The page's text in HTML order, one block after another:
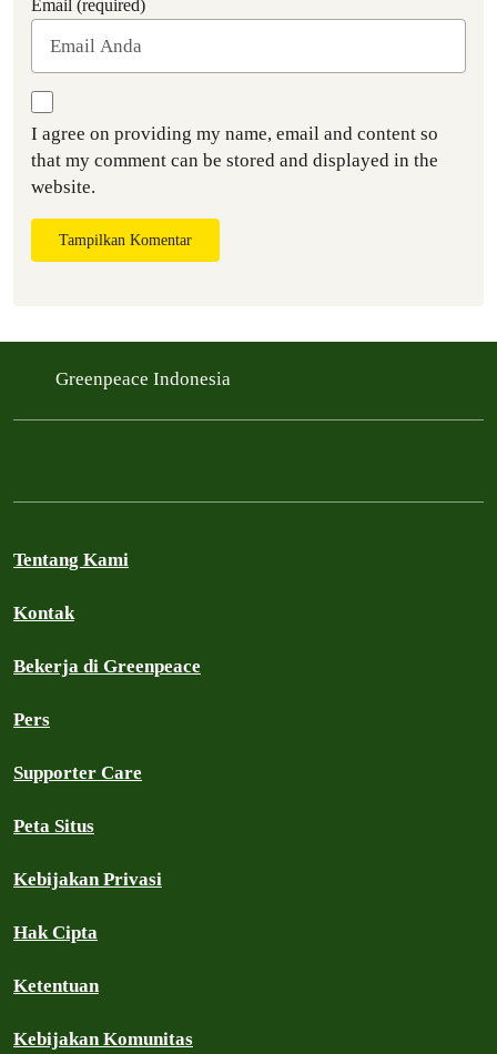
Email (required)
I agree on providing my name, email and content so
that my comment can be stored and displayed in the
website.
Tampilkan Komentar
Greenpeace Indonesia
Tentang Kami
Kontak
Bekerja di Greenpeace
Pers
Supporter Care
Peta Situs
Kebijakan Privasi
Hak Cipta
Ketentuan
Kebijakan Komunitas